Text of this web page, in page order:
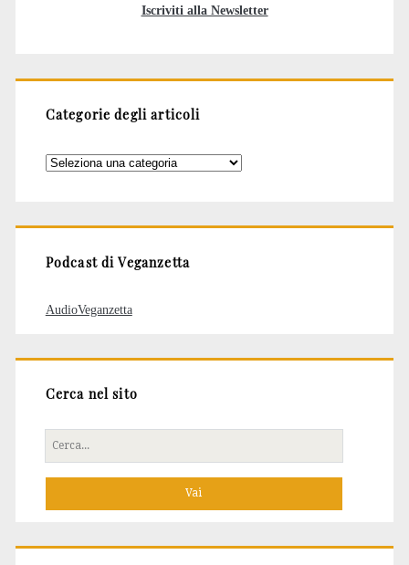
Iscriviti alla Newsletter
Categorie degli articoli
Categorie
Podcast di Veganzetta
AudioVeganzetta
Cerca nel sito
Cerca
per: